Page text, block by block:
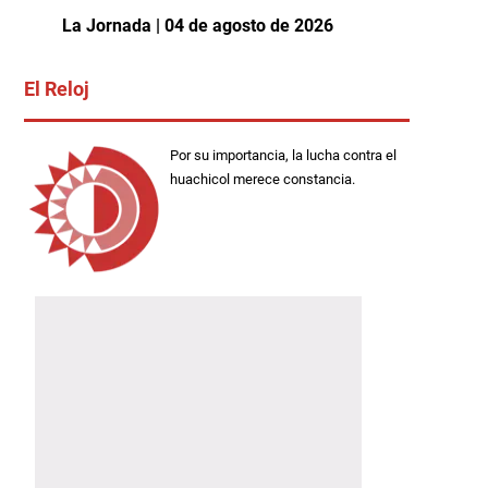
La Jornada | 04 de agosto de 2026
El Reloj
Por su importancia, la lucha contra el
huachicol merece constancia.